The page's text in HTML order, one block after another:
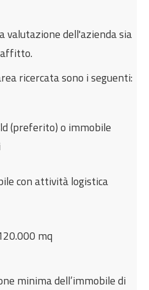
valutazione dell'azienda sia
ricercata sono i seguenti:
(preferito) o immobile
con attività logistica
mq
minima dell’immobile di